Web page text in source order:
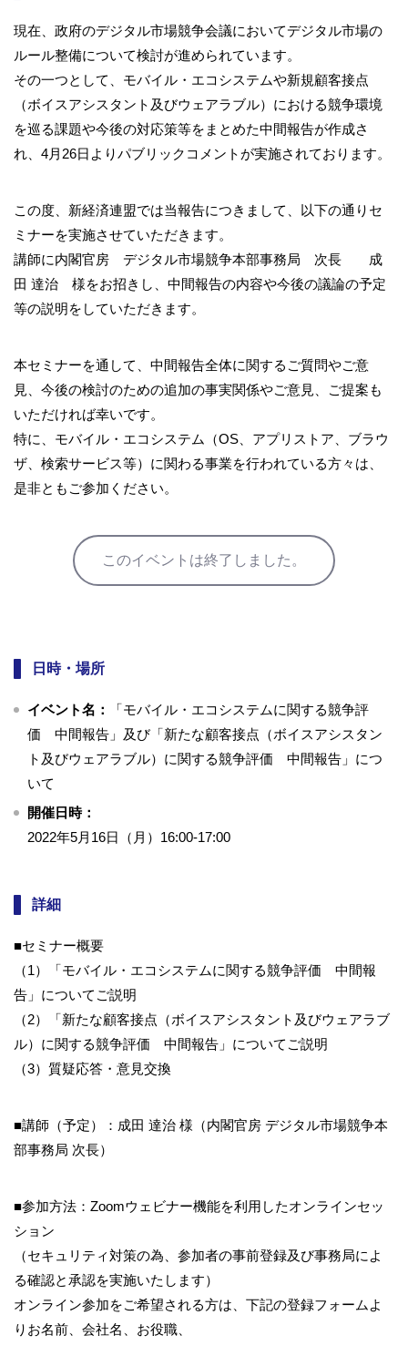
現在、政府のデジタル市場競争会議においてデジタル市場の
ルール整備について検討が進められています。
その一つとして、モバイル・エコシステムや新規顧客接点
（ボイスアシスタント及びウェアラブル）における競争環境
を巡る課題や今後の対応策等をまとめた中間報告が作成さ
れ、4月26日よりパブリックコメントが実施されております。
この度、新経済連盟では当報告につきまして、以下の通りセ
ミナーを実施させていただきます。
講師に内閣官房 デジタル市場競争本部事務局 次長 成
田 達治 様をお招きし、中間報告の内容や今後の議論の予定
等の説明をしていただきます。
本セミナーを通して、中間報告全体に関するご質問やご意
見、今後の検討のための追加の事実関係やご意見、ご提案も
いただければ幸いです。
特に、モバイル・エコシステム（OS、アプリストア、ブラウ
ザ、検索サービス等）に関わる事業を行われている方々は、
是非ともご参加ください。
このイベントは終了しました。
日時・場所
イベント名：
「モバイル・エコシステムに関する競争評
価 中間報告」及び「新たな顧客接点（ボイスアシスタン
ト及びウェアラブル）に関する競争評価 中間報告」につ
いて
開催日時：
2022年5月16日（月）16:00-17:00
詳細
■セミナー概要
（1）「モバイル・エコシステムに関する競争評価 中間報
告」についてご説明
（2）「新たな顧客接点（ボイスアシスタント及びウェアラブ
ル）に関する競争評価 中間報告」についてご説明
（3）質疑応答・意見交換
■講師（予定）：成田 達治 様（内閣官房 デジタル市場競争本
部事務局 次長）
■参加方法：Zoomウェビナー機能を利用したオンラインセッ
ション
（セキュリティ対策の為、参加者の事前登録及び事務局によ
る確認と承認を実施いたします）
オンライン参加をご希望される方は、下記の登録フォームよ
りお名前、会社名、お役職、